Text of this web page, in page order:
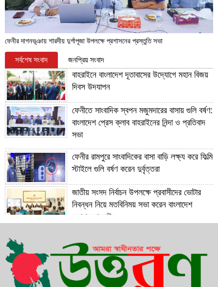
ফেনীর দাগনভূঞায় শারদীয় দুর্গাপূজা উপলক্ষে প্রশাসনের প্রস্তুতি সভা
সর্বশেষ সংবাদ জনপ্রিয় সংবাদ
বাহরাইনে বাংলাদেশ দূতাবাসের উদ্যোগে মহান বিজয়
দিবস উদযাপন
ফেনীতে সাংবাদিক স্বপন মজুমদারের বাসায় গুলি বর্ষণ:
বাংলাদেশ প্রেস ক্লাব বাহরাইনের নিন্দা ও প্রতিবাদ
সভা
ফেনীর রামপুরে সাংবাদিকের বাসা বাড়ি লক্ষ্য করে ফিল্মি
স্টাইলে গুলি বর্ষণ করেন দুর্বৃত্তরা
জাতীয় সংসদ নির্বাচন উপলক্ষে প্রবাসীদের ভোটার
নিবন্ধন নিয়ে মতবিনিময় সভা করেন বাংলাদেশ
দূতাবাস বাহরাইন
কামনায় বাহরাইনে দোয়া মাহফিল অনুষ্ঠিত
১২ বছরের সফল যাত্রা শেষে ১৩ বছরে পদার্পণ